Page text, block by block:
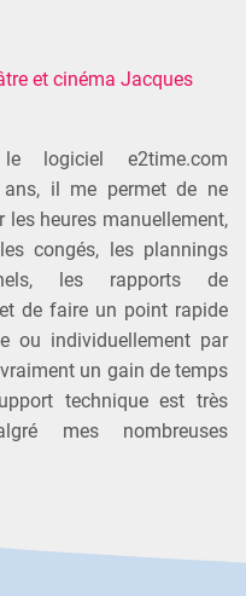
et cinéma Jacques
le logiciel e2time.com
il me permet de ne
les heures manuellement,
congés, les plannings
les rapports de
de faire un point rapide
ou individuellement par
un gain de temps
technique est très
mes nombreuses